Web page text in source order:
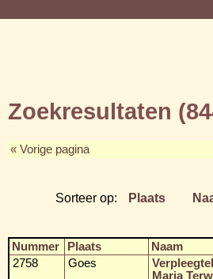
Zoekresultaten
« Vorige pagina
Sorteer op: Plaats
Nummer Plaats Naam
2758
Goes
Maria